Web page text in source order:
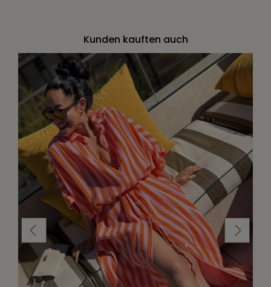
Kunden kauften auch